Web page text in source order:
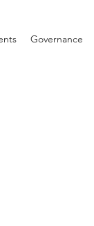
Governance